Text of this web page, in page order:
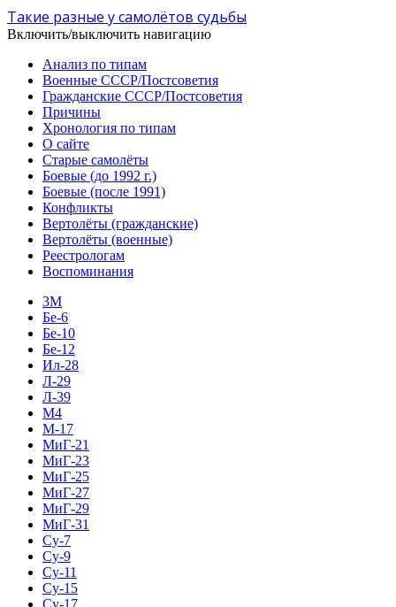
Такие разные у самолётов судьбы
Включить/выключить навигацию
Анализ по типам
Военные СССР/Постсоветия
Гражданские СССР/Постсоветия
Причины
Хронология по типам
О сайте
Старые самолёты
Боевые (до 1992 г.)
Боевые (после 1991)
Конфликты
Вертолёты (гражданские)
Вертолёты (военные)
Реестрологам
Воспоминания
3М
Бе-6
Бе-10
Бе-12
Ил-28
Л-29
Л-39
М4
М-17
МиГ-21
МиГ-23
МиГ-25
МиГ-27
МиГ-29
МиГ-31
Су-7
Су-9
Су-11
Су-15
Су-17